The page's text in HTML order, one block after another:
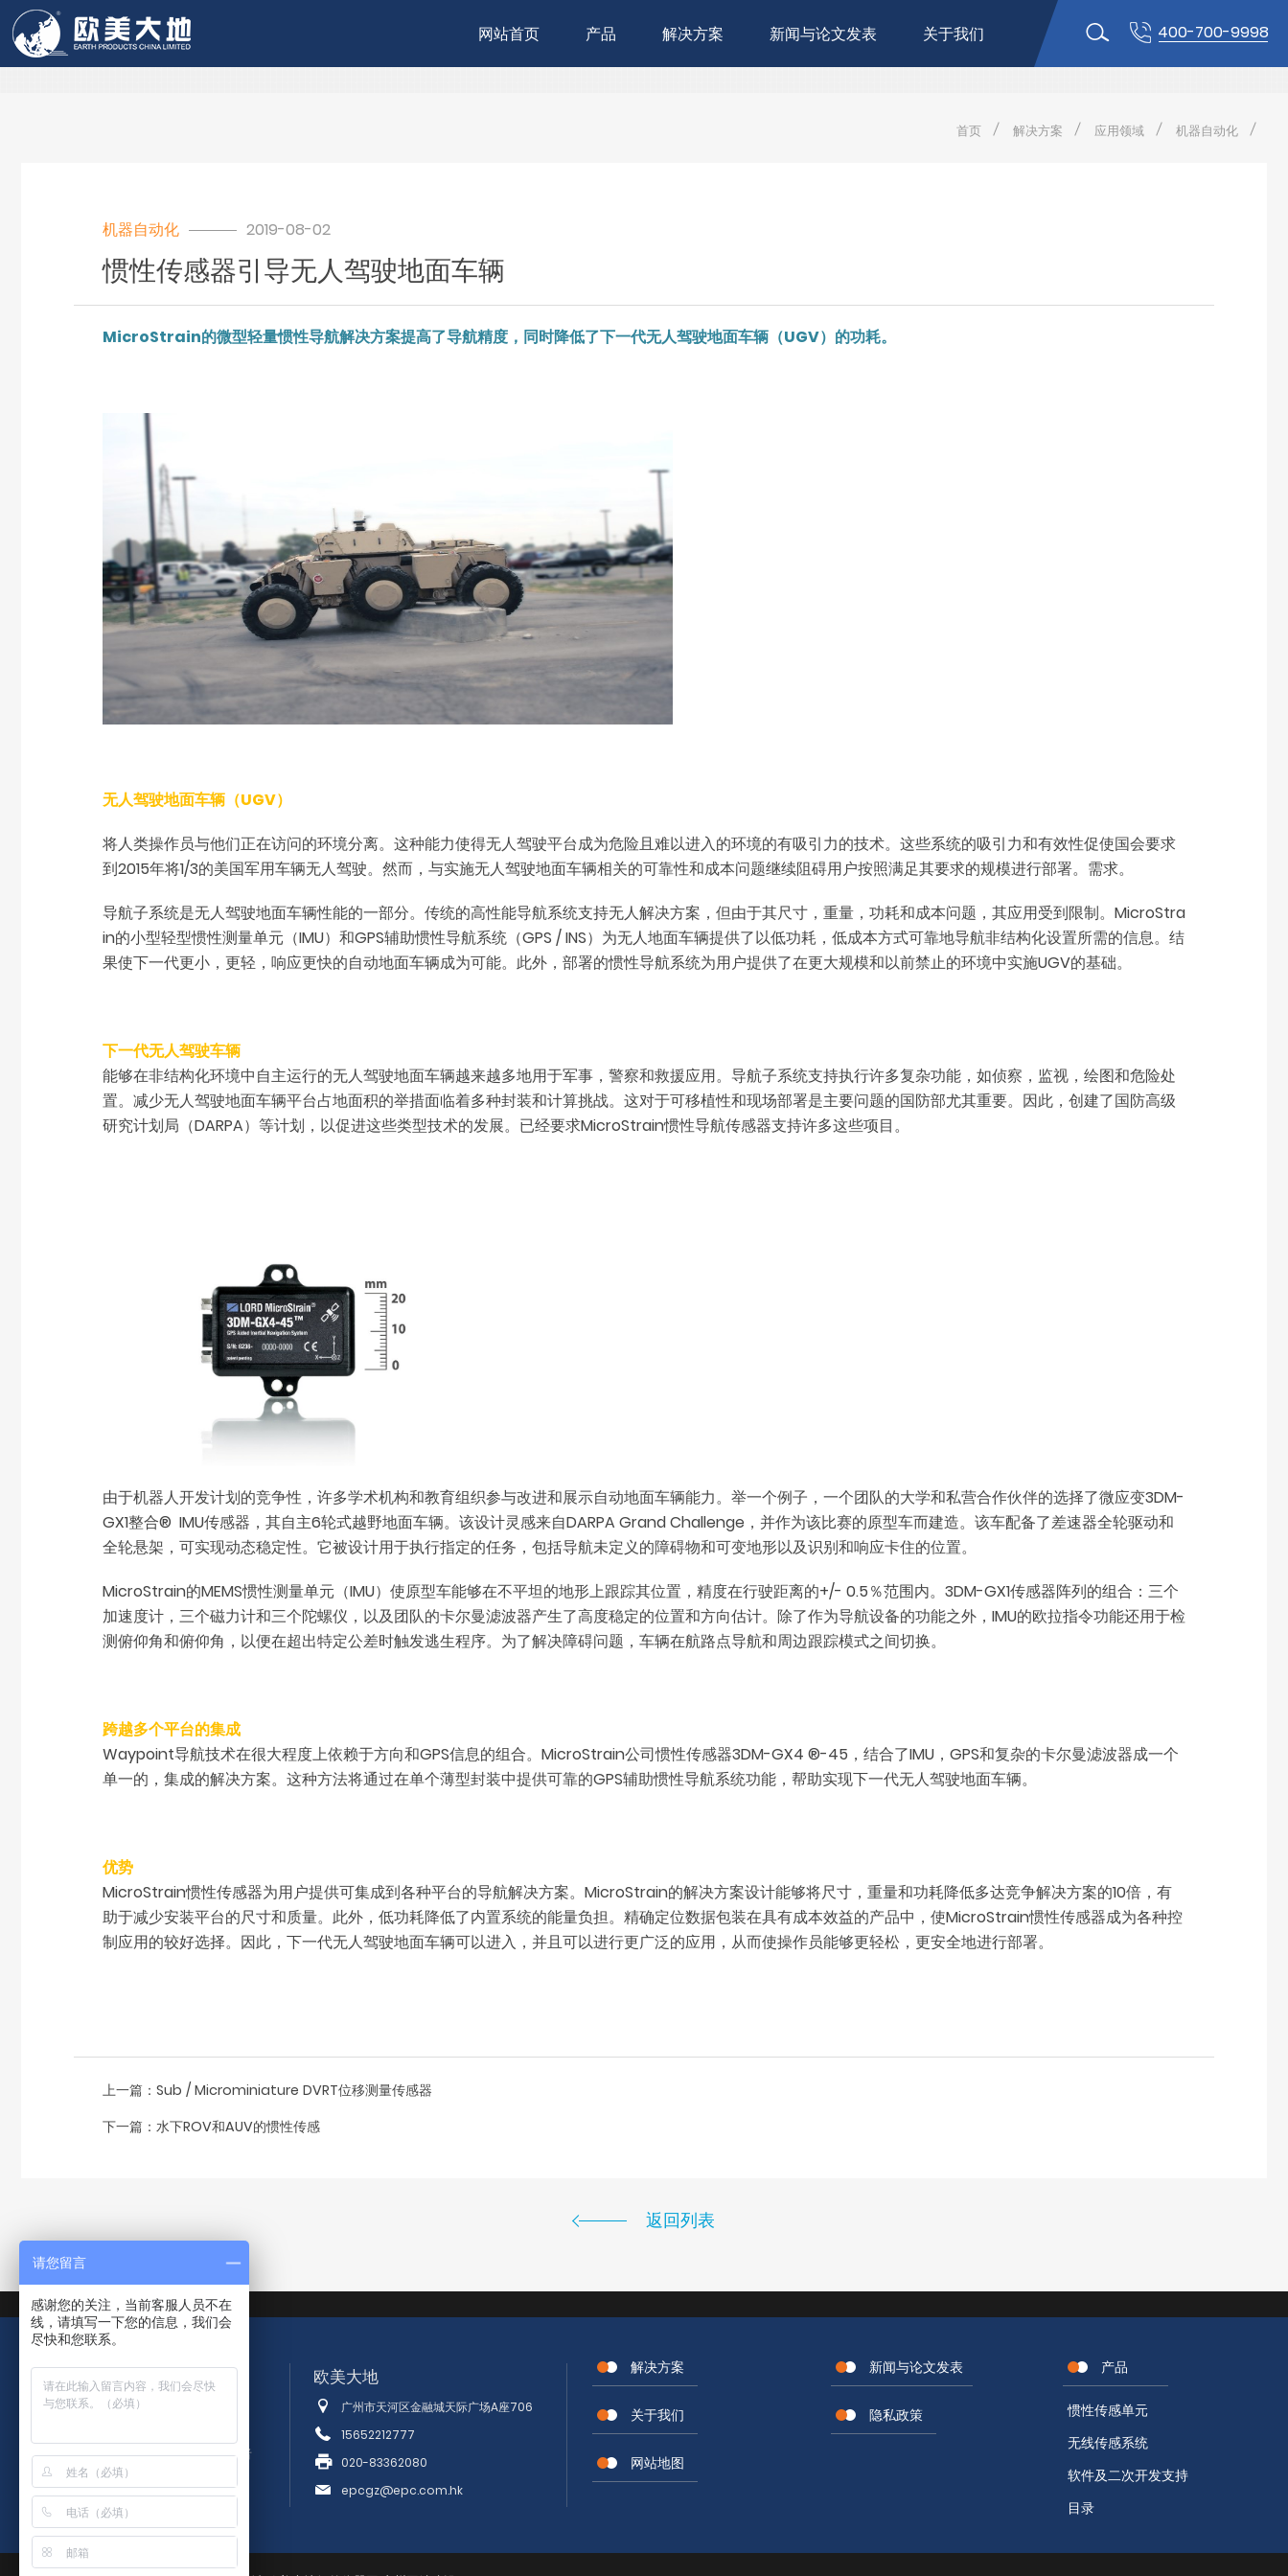
欧美大地 400-700-9998
网站首页 产品 解决方案 新闻与论文发表 关于我们
首页 解决方案 应用领域 机器自动化
机器自动化 2019-08-02
惯性传感器引导无人驾驶地面车辆
MicroStrain的微型轻量惯性导航解决方案提高了导航精度，同时降低了下一代无人驾驶地面车辆（UGV）的功耗。
无人驾驶地面车辆（UGV）
将人类操作员与他们正在访问的环境分离。这种能力使得无人驾驶平台成为危险且难以进入的环境的有吸引力的技术。这些系统的吸引力和有效性促使国会要求
到2015年将1/3的美国军用车辆无人驾驶。然而，与实施无人驾驶地面车辆相关的可靠性和成本问题继续阻碍用户按照满足其要求的规模进行部署。需求。
导航子系统是无人驾驶地面车辆性能的一部分。传统的高性能导航系统支持无人解决方案，但由于其尺寸，重量，功耗和成本问题，其应用受到限制。MicroStra
in的小型轻型惯性测量单元（IMU）和GPS辅助惯性导航系统（GPS / INS）为无人地面车辆提供了以低功耗，低成本方式可靠地导航非结构化设置所需的信息。结
果使下一代更小，更轻，响应更快的自动地面车辆成为可能。此外，部署的惯性导航系统为用户提供了在更大规模和以前禁止的环境中实施UGV的基础。
下一代无人驾驶车辆
能够在非结构化环境中自主运行的无人驾驶地面车辆越来越多地用于军事，警察和救援应用。导航子系统支持执行许多复杂功能，如侦察，监视，绘图和危险处
置。减少无人驾驶地面车辆平台占地面积的举措面临着多种封装和计算挑战。这对于可移植性和现场部署是主要问题的国防部尤其重要。因此，创建了国防高级
研究计划局（DARPA）等计划，以促进这些类型技术的发展。已经要求MicroStrain惯性导航传感器支持许多这些项目。
由于机器人开发计划的竞争性，许多学术机构和教育组织参与改进和展示自动地面车辆能力。举一个例子，一个团队的大学和私营合作伙伴的选择了微应变3DM-
GX1整合® IMU传感器，其自主6轮式越野地面车辆。该设计灵感来自DARPA Grand Challenge，并作为该比赛的原型车而建造。该车配备了差速器全轮驱动和
全轮悬架，可实现动态稳定性。它被设计用于执行指定的任务，包括导航未定义的障碍物和可变地形以及识别和响应卡住的位置。
MicroStrain的MEMS惯性测量单元（IMU）使原型车能够在不平坦的地形上跟踪其位置，精度在行驶距离的+/- 0.5％范围内。3DM-GX1传感器阵列的组合：三个
加速度计，三个磁力计和三个陀螺仪，以及团队的卡尔曼滤波器产生了高度稳定的位置和方向估计。除了作为导航设备的功能之外，IMU的欧拉指令功能还用于检
测俯仰角和俯仰角，以便在超出特定公差时触发逃生程序。为了解决障碍问题，车辆在航路点导航和周边跟踪模式之间切换。
跨越多个平台的集成
Waypoint导航技术在很大程度上依赖于方向和GPS信息的组合。MicroStrain公司惯性传感器3DM-GX4 ®-45，结合了IMU，GPS和复杂的卡尔曼滤波器成一个
单一的，集成的解决方案。这种方法将通过在单个薄型封装中提供可靠的GPS辅助惯性导航系统功能，帮助实现下一代无人驾驶地面车辆。
优势
MicroStrain惯性传感器为用户提供可集成到各种平台的导航解决方案。MicroStrain的解决方案设计能够将尺寸，重量和功耗降低多达竞争解决方案的10倍，有
助于减少安装平台的尺寸和质量。此外，低功耗降低了内置系统的能量负担。精确定位数据包装在具有成本效益的产品中，使MicroStrain惯性传感器成为各种控
制应用的较好选择。因此，下一代无人驾驶地面车辆可以进入，并且可以进行更广泛的应用，从而使操作员能够更轻松，更安全地进行部署。
上一篇： Sub / Microminiature DVRT位移测量传感器
下一篇： 水下ROV和AUV的惯性传感
返回列表
高科技测试仪器全面解决方案提供者
欧美大地
广州市天河区金融城天际广场A座706
15652212777
020-83362080
epcgz@epc.com.hk
解决方案 新闻与论文发表
关于我们 隐私政策
网站地图
产品
惯性传感单元
无线传感系统
软件及二次开发支持
目录
请您留言
感谢您的关注，当前客服人员不在
线，请填写一下您的信息，我们会
尽快和您联系。